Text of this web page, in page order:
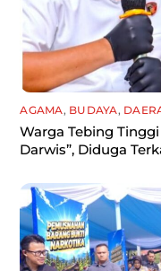
AGAMA, BUDAYA,
Warga Tebing
Darwis”, Diduga